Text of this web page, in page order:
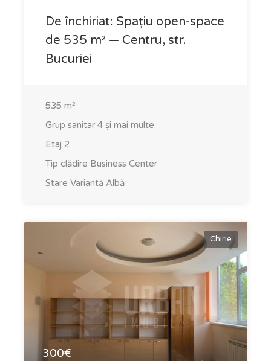
De închiriat: Spațiu open-space
de 535 m² — Centru, str.
Bucuriei
535 m²
Grup sanitar 4 și mai multe
Etaj 2
Tip clădire Business Center
Stare Variantă Albă
Chirie
300€